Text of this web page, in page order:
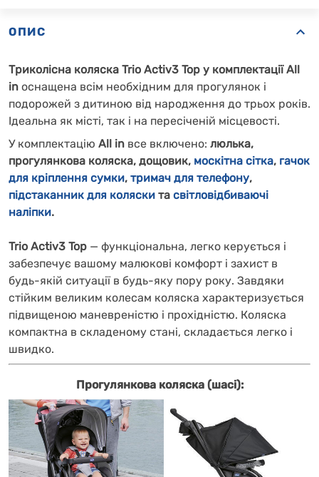
ОПИС
Триколісна коляска Trio Activ3 Top у комплектації All
in оснащена всім необхідним для прогулянок і
подорожей з дитиною від народження до трьох років.
Ідеальна як місті, так і на пересіченій місцевості.
У комплектацію All in все включено: люлька,
прогулянкова коляска, дощовик, москітна сітка, гачок
для кріплення сумки, тримач для телефону,
підстаканник для коляски та світловідбиваючі
наліпки.
Trio Activ3 Top — функціональна, легко керується і
забезпечує вашому малюкові комфорт і захист в
будь-якій ситуації в будь-яку пору року. Завдяки
стійким великим колесам коляска характеризується
підвищеною маневреністю і прохідністю. Коляска
компактна в складеному стані, складається легко і
швидко.
Прогулянкова коляска (шасі):